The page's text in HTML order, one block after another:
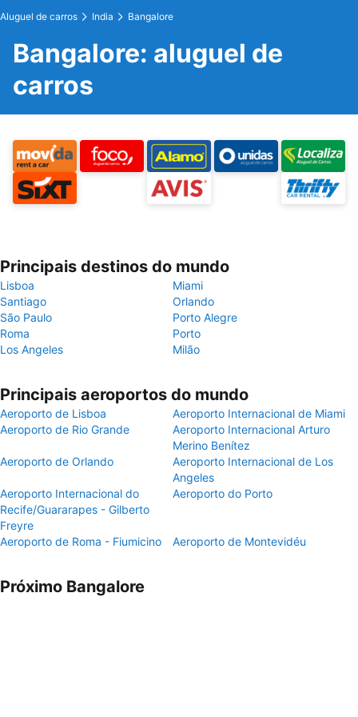
Aluguel de carros India Bangalore
Bangalore: aluguel de
carros
Principais destinos do mundo
Lisboa
Miami
Santiago
Orlando
São Paulo
Porto Alegre
Roma
Porto
Los Angeles
Milão
Principais aeroportos do mundo
Aeroporto de Lisboa
Aeroporto Internacional de Miami
Aeroporto de Rio Grande
Aeroporto Internacional Arturo
Merino Benítez
Aeroporto de Orlando
Aeroporto Internacional de Los
Angeles
Aeroporto Internacional do
Recife/Guararapes - Gilberto
Freyre
Aeroporto do Porto
Aeroporto de Roma - Fiumicino Aeroporto de Montevidéu
Próximo Bangalore